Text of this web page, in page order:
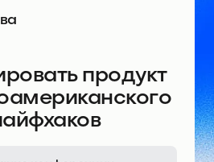
продукт